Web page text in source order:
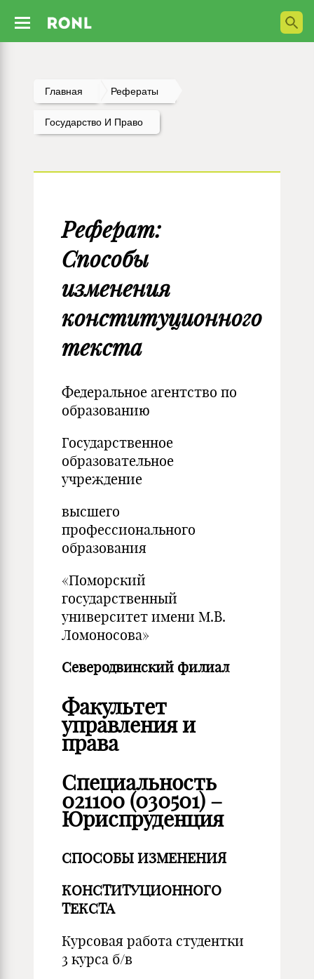
Главная Рефераты
Государство И Право
Реферат:
Способы
изменения
конституционного
текста
Федеральное агентство по
образованию
Государственное
образовательное
учреждение
высшего
профессионального
образования
«Поморский
государственный
университет имени М.В.
Ломоносова»
Северодвинский филиал
Факультет
управления и
права
Специальность
021100 (030501) –
Юриспруденция
СПОСОБЫ ИЗМЕНЕНИЯ
КОНСТИТУЦИОННОГО
ТЕКСТА
Курсовая работа студентки
3 курса б/в